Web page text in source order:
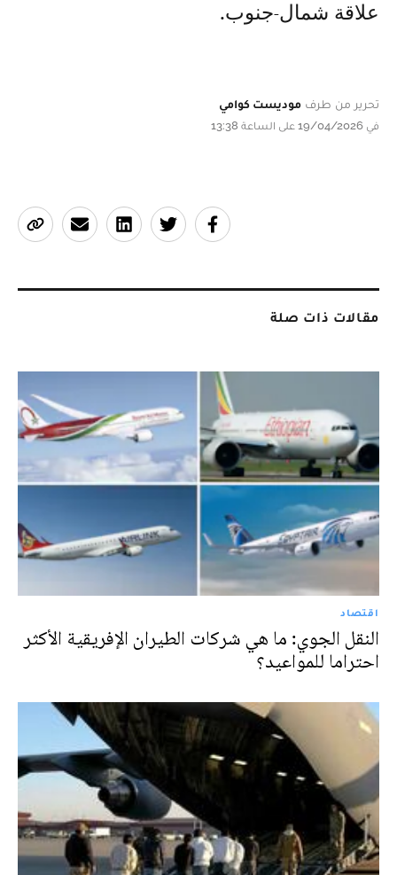
علاقة شمال-جنوب.
تحرير من طرف موديست كوامي
في 19/04/2026 على الساعة 13:38
مقالات ذات صلة
اقتصاد
النقل الجوي: ما هي شركات الطيران الإفريقية الأكثر
احتراما للمواعيد؟